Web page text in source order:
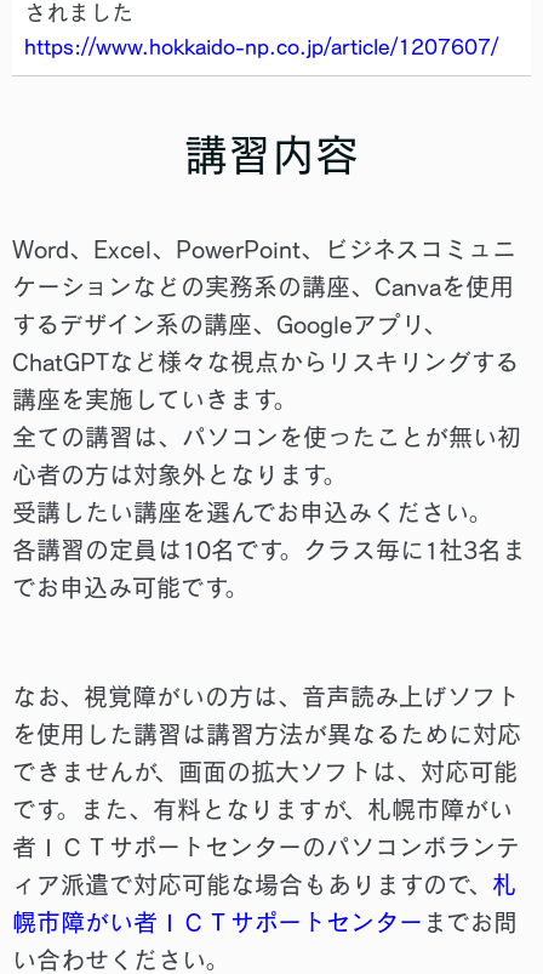
されました
https://www.hokkaido-np.co.jp/article/1207607/
講習内容
Word、Excel、PowerPoint、ビジネスコミュニ
ケーションなどの実務系の講座、Canvaを使用
するデザイン系の講座、Googleアプリ、
ChatGPTなど様々な視点からリスキリングする
講座を実施していきます。
全ての講習は、パソコンを使ったことが無い初
心者の方は対象外となります。
受講したい講座を選んでお申込みください。
各講習の定員は10名です。クラス毎に1社3名ま
でお申込み可能です。
なお、視覚障がいの方は、音声読み上げソフト
を使用した講習は講習方法が異なるために対応
できませんが、画面の拡大ソフトは、対応可能
です。また、有料となりますが、札幌市障がい
者ＩＣＴサポートセンターのパソコンボランテ
ィア派遣で対応可能な場合もありますので、 札
幌市障がい者ＩＣＴサポートセンター までお問
い合わせください。